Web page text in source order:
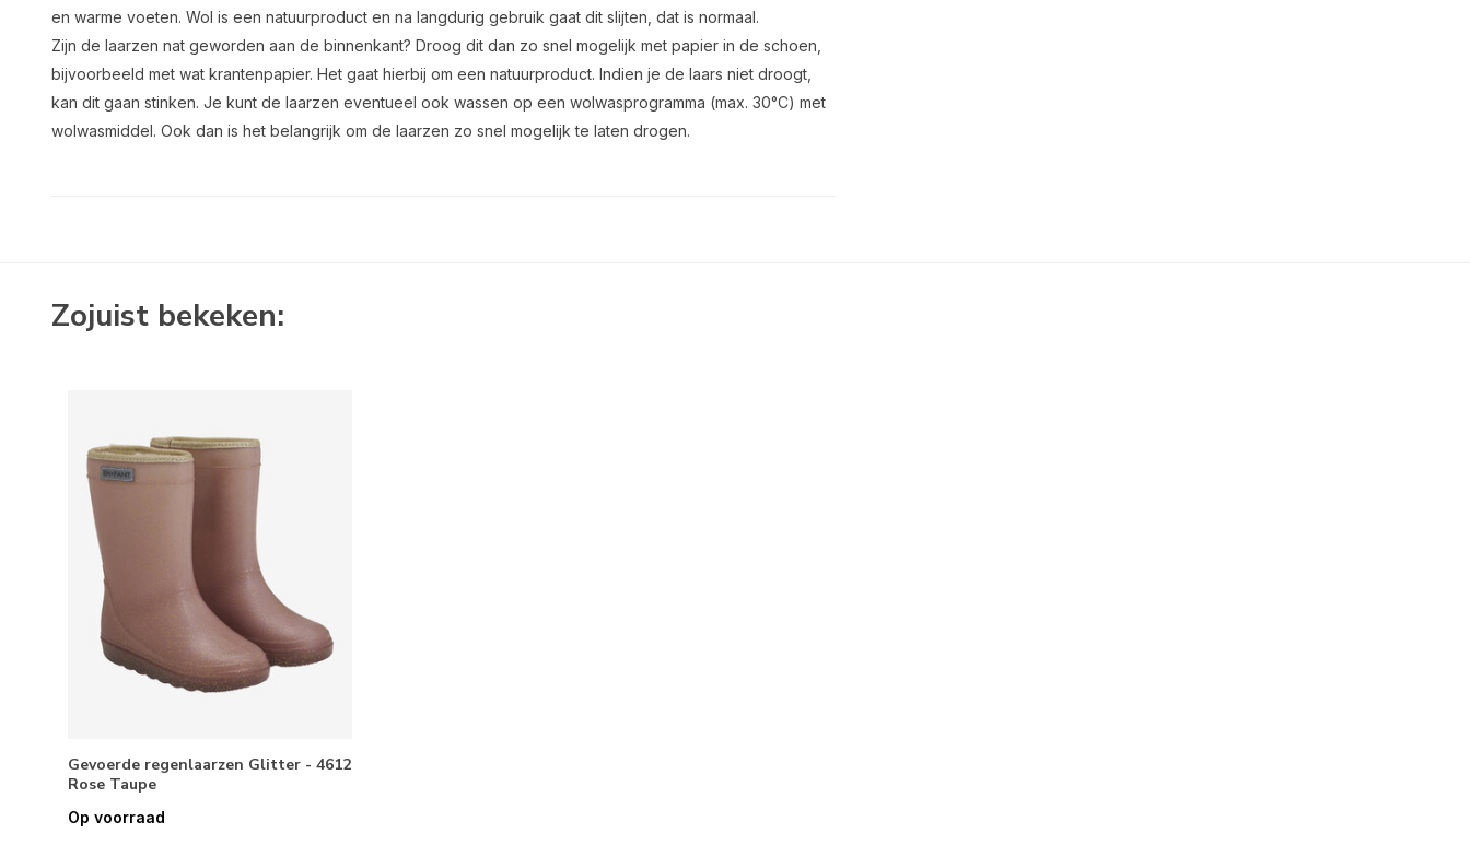
en warme voeten. Wol is een natuurproduct en na langdurig gebruik gaat dit slijten, dat is normaal.
Zijn de laarzen nat geworden aan de binnenkant? Droog dit dan zo snel mogelijk met papier in de schoen,
bijvoorbeeld met wat krantenpapier. Het gaat hierbij om een natuurproduct. Indien je de laars niet droogt,
kan dit gaan stinken. Je kunt de laarzen eventueel ook wassen op een wolwasprogramma (max. 30°C) met
wolwasmiddel. Ook dan is het belangrijk om de laarzen zo snel mogelijk te laten drogen.
Zojuist bekeken:
Gevoerde regenlaarzen Glitter - 4612
Rose Taupe
Op voorraad